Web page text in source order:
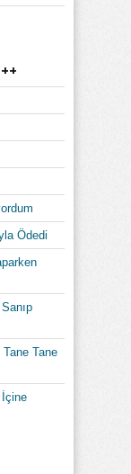
Ödedi
Tane Tane
İçine